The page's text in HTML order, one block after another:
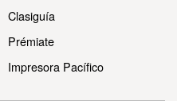
Clasiguía
Prémiate
Impresora Pacífico